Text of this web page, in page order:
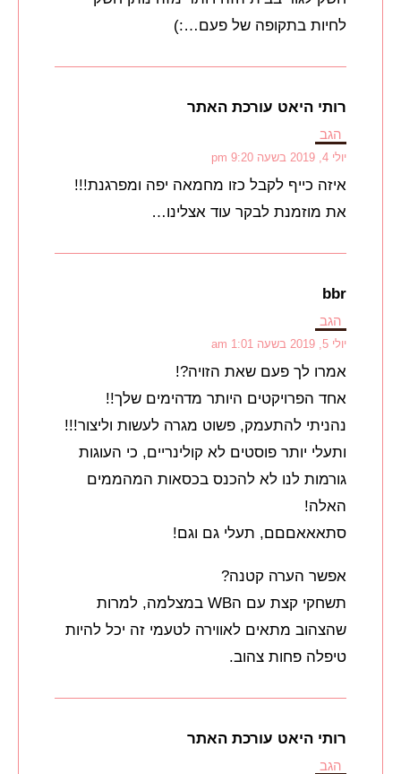
לחיות בתקופה של פעם…:)
רותי היאט עורכת האתר
הגב
יולי 4, 2019 בשעה 9:20 pm
איזה כייף לקבל כזו מחמאה יפה ומפרגנת!!!
את מוזמנת לבקר עוד אצלינו…
bbr
הגב
יולי 5, 2019 בשעה 1:01 am
אמרו לך פעם שאת הזויה?!
אחד הפרויקטים היותר מדהימים שלך!!
נהניתי להתעמק, פשוט מגרה לעשות וליצור!!!
ותעלי יותר פוסטים לא קולינריים, כי העוגות
גורמות לנו לא להכנס בכסאות המהממים
האלה!
סתאאאםםם, תעלי גם וגם!
אפשר הערה קטנה?
תשחקי קצת עם הWB במצלמה, למרות
שהצהוב מתאים לאווירה לטעמי זה יכל להיות
טיפלה פחות צהוב.
רותי היאט עורכת האתר
הגב